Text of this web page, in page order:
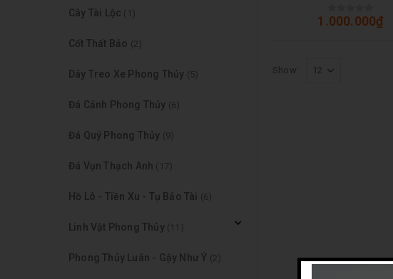
0out of 5
1.000.000₫
Show:
Cây Tài Lộc (1)
Cốt Thất Bảo (2)
Dây Treo Xe Phong Thủy (5)
Đá Cảnh Phong Thủy (6)
Đá Quý Phong Thủy (9)
Đá Vụn Thạch Anh (17)
Hồ Lô - Tiền Xu - Tụ Bảo Tài (6)
Linh Vật Phong Thủy (11)
Phong Thủy Luân - Gậy Như Ý (2)